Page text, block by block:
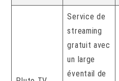
Service de
streaming
gratuit avec
un large
éventail de